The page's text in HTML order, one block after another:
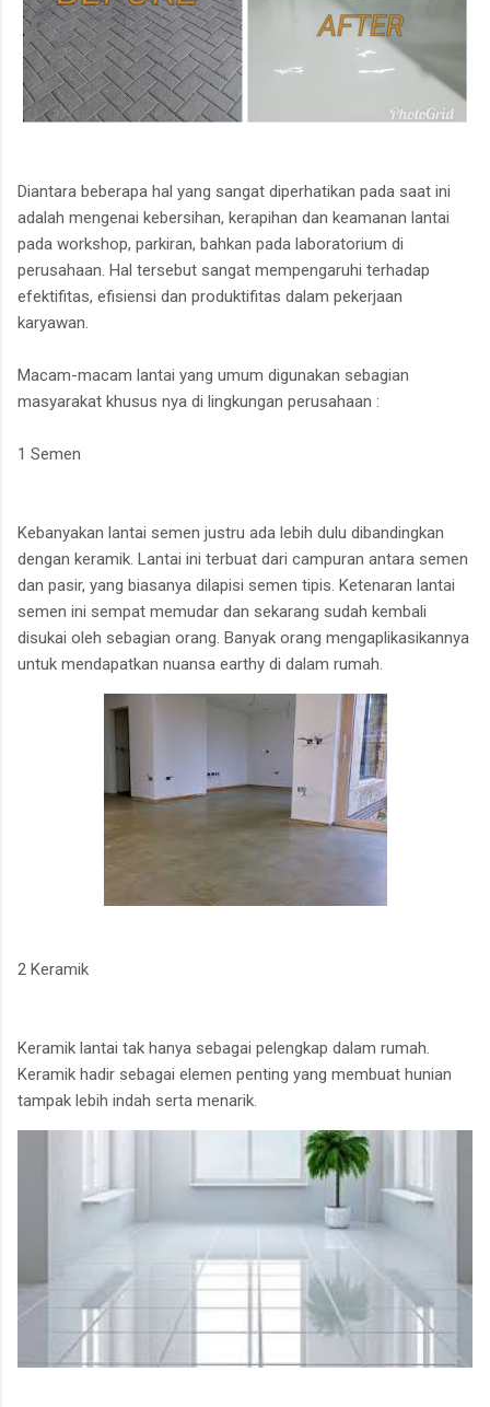
Diantara beberapa hal yang sangat diperhatikan pada saat ini
adalah mengenai kebersihan, kerapihan dan keamanan lantai
pada workshop, parkiran, bahkan pada laboratorium di
perusahaan. Hal tersebut sangat mempengaruhi terhadap
efektifitas, efisiensi dan produktifitas dalam pekerjaan
karyawan.
Macam-macam lantai yang umum digunakan sebagian
masyarakat khusus nya di lingkungan perusahaan :
1 Semen
Kebanyakan lantai semen justru ada lebih dulu dibandingkan
dengan keramik. Lantai ini terbuat dari campuran antara semen
dan pasir, yang biasanya dilapisi semen tipis. Ketenaran lantai
semen ini sempat memudar dan sekarang sudah kembali
disukai oleh sebagian orang. Banyak orang mengaplikasikannya
untuk mendapatkan nuansa earthy di dalam rumah.
2 Keramik
Keramik lantai tak hanya sebagai pelengkap dalam rumah.
Keramik hadir sebagai elemen penting yang membuat hunian
tampak lebih indah serta menarik.